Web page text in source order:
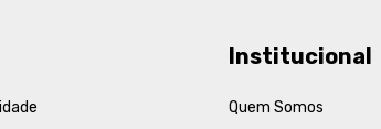
Institucional
Quem Somos